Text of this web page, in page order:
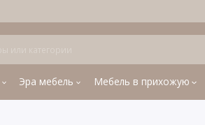
Эра мебель Мебель в прихожую